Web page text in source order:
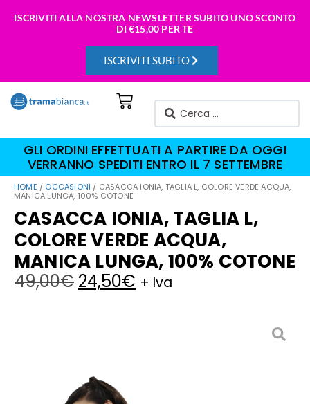
ISCRIVITI ALLA NOSTRA NEWSLETTER SUBITO UNO SCONTO
DI€15,00 PER TE
ISCRIVITI SUBITO
GLI ORDINI EFFETTUATI A PARTIRE DA OGGI
VERRANNO SPEDITI ENTRO IL 7 SETTEMBRE
HOME / OCCASIONI / CASACCA IONIA, TAGLIA L, COLORE VERDE ACQUA,
MANICA LUNGA, 100% COTONE
CASACCA IONIA, TAGLIA L,
COLORE VERDE ACQUA,
MANICA LUNGA, 100% COTONE
49,00€ 24,50€ + Iva